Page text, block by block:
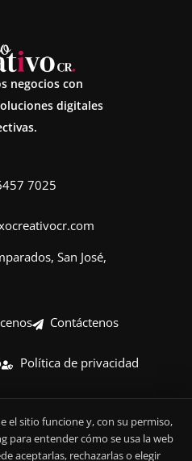
negocios con
digitales
7025
San José,
Contáctenos
Política de privacidad
Preferencias de cookies
el sitio funcione y, con su permiso,
para entender cómo se usa la web
aceptarlas, rechazarlas o elegir